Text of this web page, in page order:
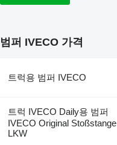
범퍼 IVECO 가격
트럭용 범퍼 IVECO
트럭 IVECO Daily용 범퍼
IVECO Original Stoßstange
LKW